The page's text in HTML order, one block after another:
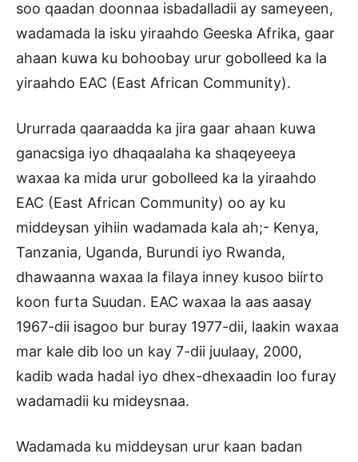
soo qaadan doonnaa isbadalladii ay sameyeen,
wadamada la isku yiraahdo Geeska Afrika, gaar
ahaan kuwa ku bohoobay urur gobolleed ka la
yiraahdo EAC (East African Community).
Ururrada qaaraadda ka jira gaar ahaan kuwa
ganacsiga iyo dhaqaalaha ka shaqeyeeya
waxaa ka mida urur gobolleed ka la yiraahdo
EAC (East African Community) oo ay ku
middeysan yihiin wadamada kala ah;- Kenya,
Tanzania, Uganda, Burundi iyo Rwanda,
dhawaanna waxaa la filaya inney kusoo biirto
koon furta Suudan. EAC waxaa la aas aasay
1967-dii isagoo bur buray 1977-dii, laakin waxaa
mar kale dib loo un kay 7-dii juulaay, 2000,
kadib wada hadal iyo dhex-dhexaadin loo furay
wadamadii ku mideysnaa.
Wadamada ku middeysan urur kaan badan